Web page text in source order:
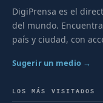
DigiPrensa es el
del mundo.
país y ciudad, con
Sugerir un medio →
LOS MÁS VISITADOS